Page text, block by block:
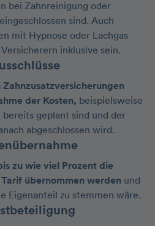
bei Zahnreinigung oder
sind. Auch
mit Hypnose oder Lachgas
inklusive sein.
der Kosten, beispielsweise
geplant sind und der
abgeschlossen wird.
zu wie viel Prozent die
übernommen werden und
Eigenanteil zu stemmen wäre.